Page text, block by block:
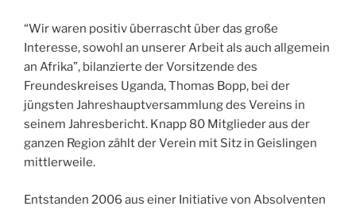
“Wir waren positiv überrascht über das große
Interesse, sowohl an unserer Arbeit als auch allgemein
an Afrika”, bilanzierte der Vorsitzende des
Freundeskreises Uganda, Thomas Bopp, bei der
jüngsten Jahreshauptversammlung des Vereins in
seinem Jahresbericht. Knapp 80 Mitglieder aus der
ganzen Region zählt der Verein mit Sitz in Geislingen
mittlerweile.
Entstanden 2006 aus einer Initiative von Absolventen